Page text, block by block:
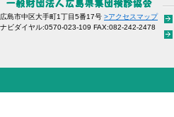
広島市中区大手町1丁目5番17号 >アクセスマップ
ナビダイヤル:0570-023-109 FAX:082-242-2478